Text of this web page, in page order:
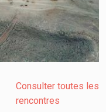
Consulter toutes les
rencontres